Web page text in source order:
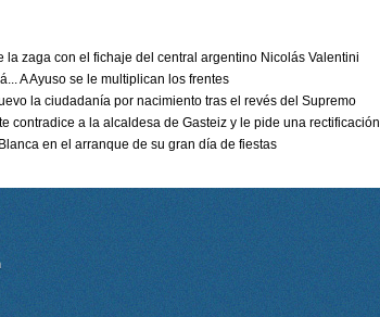
la zaga con el fichaje del central argentino Nicolás Valentini
A Ayuso se le multiplican los frentes
la ciudadanía por nacimiento tras el revés del Supremo
contradice a la alcaldesa de Gasteiz y le pide una rectificación
en el arranque de su gran día de fiestas